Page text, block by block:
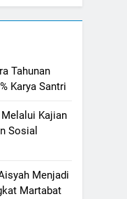
Tahunan
Karya Santri
Melalui Kajian
Sosial
Menjadi
Martabat